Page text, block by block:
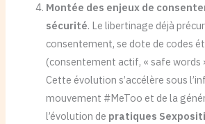
Montée des enjeux de
sécurité. Le libertinage déjà
consentement, se dote de codes
(consentement actif, « safe words
Cette évolution s’accélère sous
mouvement #MeToo et de la
l’évolution de pratiques